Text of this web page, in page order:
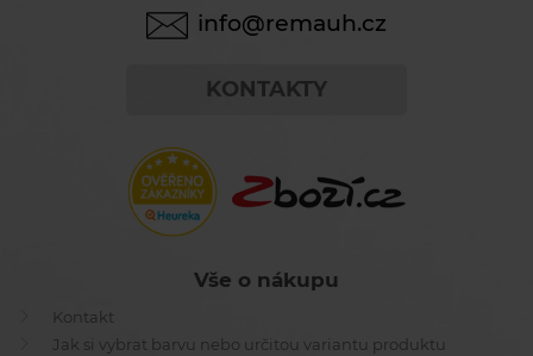
info@remauh.cz
KONTAKTY
Vše o nákupu
Kontakt
Jak si vybrat barvu nebo určitou variantu produktu